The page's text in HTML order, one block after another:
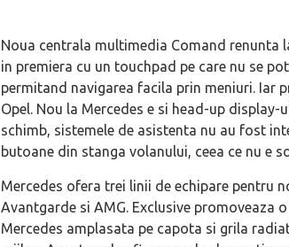
Noua centrala multimedia Comand renunta
in premiera cu un touchpad pe care nu se
permitand navigarea facila prin meniuri. Iar
Opel. Nou la Mercedes e si head-up
schimb, sistemele de asistenta nu au fost
butoane din stanga volanului, ceea ce nu e
Mercedes ofera trei linii de echipare pentru
Avantgarde si AMG. Exclusive promoveaza
Mercedes amplasata pe capota si grila